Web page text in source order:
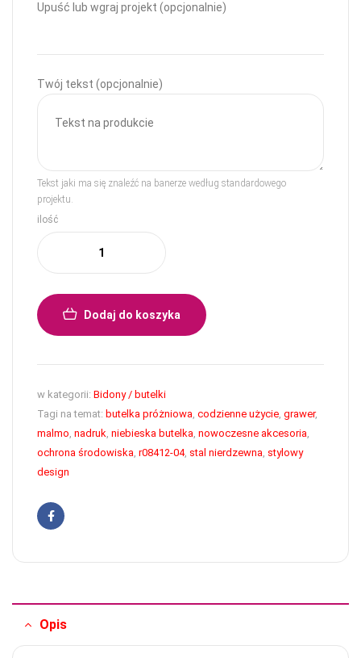
Upuść lub wgraj projekt (opcjonalnie)
Twój tekst (opcjonalnie)
Tekst jaki ma się znaleźć na banerze według standardowego
projektu.
ilość
Dodaj do koszyka
w kategorii: Bidony / butelki
Tagi na temat: butelka próżniowa, codzienne użycie, grawer,
malmo, nadruk, niebieska butelka, nowoczesne akcesoria,
ochrona środowiska, r08412-04, stal nierdzewna, stylowy
design
Facebook
Opis